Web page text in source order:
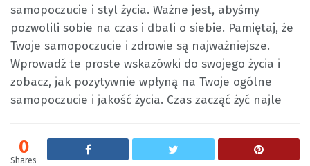
samopoczucie i styl życia. Ważne jest, abyśmy
pozwolili sobie na czas i dbali o siebie. Pamiętaj, że
Twoje samopoczucie i zdrowie są najważniejsze.
Wprowadź te proste wskazówki do swojego życia i
zobacz, jak pozytywnie wpłyną na Twoje ogólne
samopoczucie i jakość życia. Czas zacząć żyć najle
0
Shares